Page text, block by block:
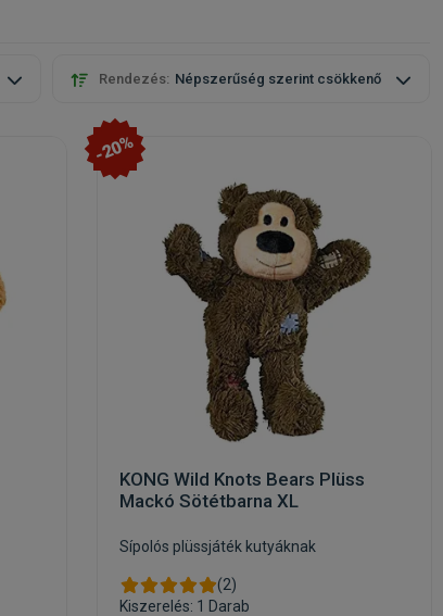
Rendezés: Népszerűség szerint csökkenő
-20%
KONG Wild Knots Bears Plüss
Mackó Sötétbarna XL
Sípolós plüssjáték kutyáknak
(2)
Kiszerelés: 1 Darab